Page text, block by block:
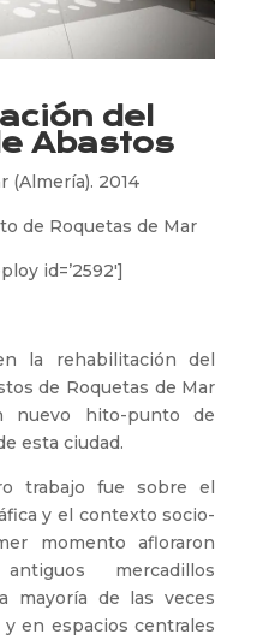
del
Abastos
(Almería). 2014
de Roquetas de Mar
id=’2592′]
la rehabilitación del
de Roquetas de Mar
nuevo hito-punto de
esta ciudad.
trabajo fue sobre el
y el contexto socio-
momento afloraron
mercadillos
mayoría de las veces
en espacios centrales